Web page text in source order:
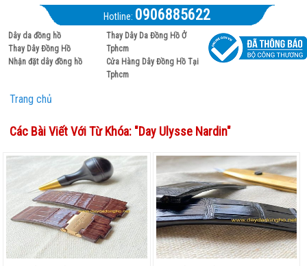
Hotline: 0906885622
Dây da đồng hồ
Thay Dây Đồng Hồ
Nhận đặt dây đồng hồ
Thay Dây Da Đồng Hồ Ở
Tphcm
Cửa Hàng Dây Đồng Hồ Tại
Tphcm
Trang chủ
Các Bài Viết Với Từ Khóa: "Day Ulysse Nardin"